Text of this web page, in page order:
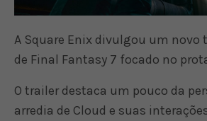
A Square Enix divulgou um novo
de Final Fantasy 7 focado no
O trailer destaca um pouco da
arredia de Cloud e suas